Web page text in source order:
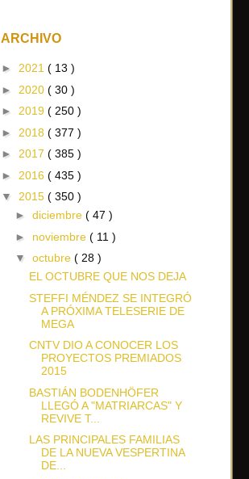
ARCHIVO
► 2021 ( 13 )
► 2020 ( 30 )
► 2019 ( 250 )
► 2018 ( 377 )
► 2017 ( 385 )
► 2016 ( 435 )
▼ 2015 ( 350 )
► diciembre ( 47 )
► noviembre ( 11 )
▼ octubre ( 28 )
EL OCTUBRE QUE NOS DEJA
STEFFI MÉNDEZ SE INTEGRÓ
A PRÓXIMA TELESERIE DE
MEGA
CNTV DIO A CONOCER LOS
PROYECTOS PREMIADOS
2015
BASTIÁN BODENHÖFER
LLEGÓ A "MATRIARCAS" Y
REVIVE T...
LAS PRINCIPALES FAMILIAS
DE LA NUEVA VESPERTINA
DE...